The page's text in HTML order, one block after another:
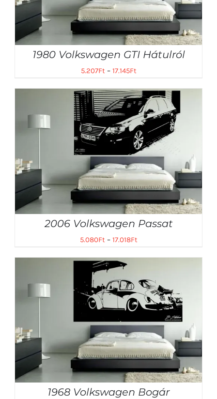
1980 Volkswagen GTI Hátulról
5.207Ft– 17.145Ft
2006 Volkswagen Passat
5.080Ft– 17.018Ft
1968 Volkswagen Bogár